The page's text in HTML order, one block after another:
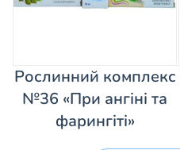
Рослинний комплекс
№36 «При ангіні та
фарингіті»